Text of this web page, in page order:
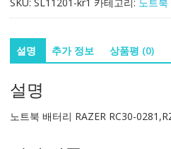
터
RAZER
RC30-
0281
량
설명 추가 정보 상품평 (0)
설명
노트북 배터리 RAZER RC30-